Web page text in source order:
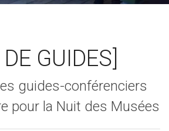
GUIDES]
guides-conférenciers
pour la Nuit des Musées